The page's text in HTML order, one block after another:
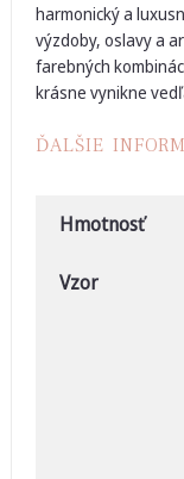
harmonický a
výzdoby, oslavy a
farebných
krásne vynikne
ĎALŠIE
Hmotnosť
Vzor